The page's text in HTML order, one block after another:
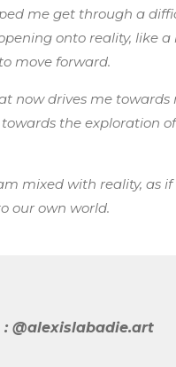
me get through a
onto reality, like
move forward.
now drives me towards
towards the exploration
mixed with reality, as
our own world.
@alexislabadie.art